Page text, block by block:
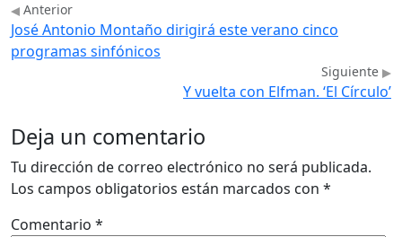
Anterior
José Antonio Montaño dirigirá este verano cinco
programas sinfónicos
Siguiente
Y vuelta con Elfman. ‘El Círculo’
Deja un comentario
Tu dirección de correo electrónico no será publicada.
Los campos obligatorios están marcados con *
Comentario *